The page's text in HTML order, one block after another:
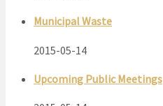
Municipal Waste
2015-05-14
Upcoming Public Meetings